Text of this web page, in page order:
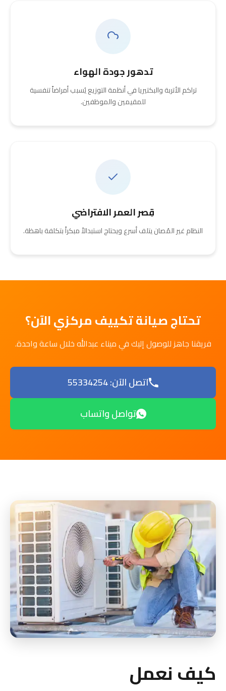
تدهور جودة الهواء
تراكم الأتربة والبكتيريا في أنظمة التوزيع يُسبب أمراضاً تنفسية
للمقيمين والموظفين.
قِصر العمر الافتراضي
النظام غير المُصان يتلف أسرع ويحتاج استبدالاً مبكراً بتكلفة باهظة.
تحتاج صيانة تكييف مركزي الآن؟
فريقنا جاهز للوصول إليك في ميناء عبدالله خلال ساعة واحدة.
اتصل الآن: 55334254
تواصل واتساب
كيف نعمل